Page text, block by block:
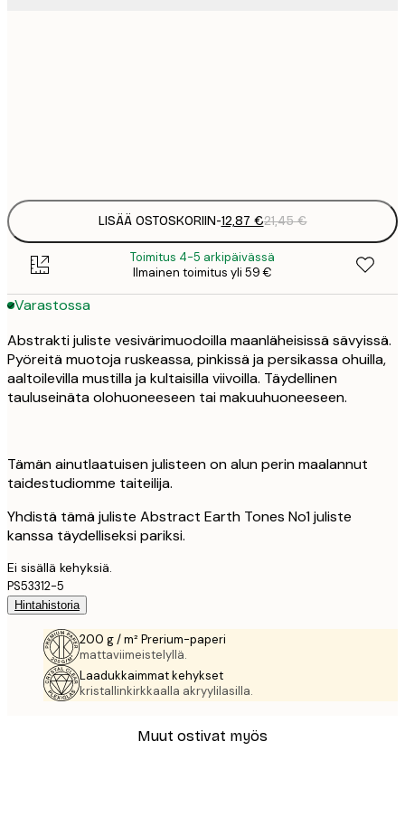
LISÄÄ OSTOSKORIIN-12,87 €21,45 €
Toimitus 4-5 arkipäivässä
Ilmainen toimitus yli 59 €
Varastossa
Abstrakti juliste vesivärimuodoilla maanläheisissä sävyissä.
Pyöreitä muotoja ruskeassa, pinkissä ja persikassa ohuilla,
aaltoilevilla mustilla ja kultaisilla viivoilla. Täydellinen
tauluseinäta olohuoneeseen tai makuuhuoneeseen.
Tämän ainutlaatuisen julisteen on alun perin maalannut
taidestudiomme taiteilija.
Yhdistä tämä juliste Abstract Earth Tones No1 juliste
kanssa täydelliseksi pariksi.
Ei sisällä kehyksiä.
PS53312-5
Hintahistoria
200 g / m² Prerium-paperi
mattaviimeistelyllä.
Laadukkaimmat kehykset
kristallinkirkkaalla akryylilasilla.
Muut ostivat myös